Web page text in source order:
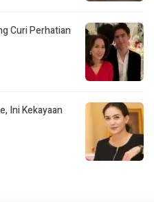
Curi Perhatian
Ini Kekayaan